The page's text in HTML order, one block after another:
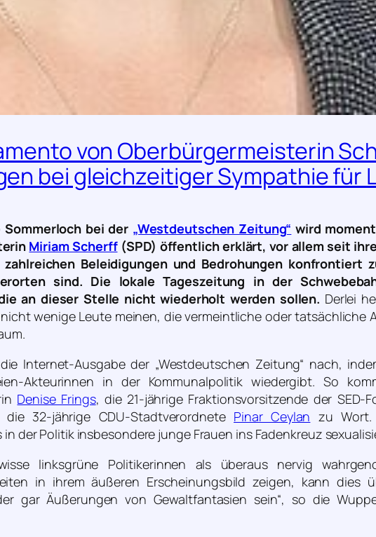
von Oberbürgermeisterin
bei gleichzeitiger Sympathie für
bei der „Westdeutschen Zeitung“ wird
Miriam Scherff(SPD) öffentlich erklärt, vor allem seit
Beleidigungen und Bedrohungen konfrontiert
sind. Die lokale Tageszeitung in der
an dieser Stelle nicht wiederholt werden sollen. Derlei
wenige Leute meinen, die vermeintliche oder tatsächliche
Internet-Ausgabe der „Westdeutschen Zeitung“ nach,
Akteurinnen in der Kommunalpolitik wiedergibt. So
Denise Frings, die 21-jährige Fraktionsvorsitzende der SED-
32-jährige CDU-Stadtverordnete Pinar Ceylan zu
der Politik insbesondere junge Frauen ins Fadenkreuz
linksgrüne Politikerinnen als überaus nervig
in ihrem äußeren Erscheinungsbild zeigen, kann dies
gar Äußerungen von Gewaltfantasien sein“, so die